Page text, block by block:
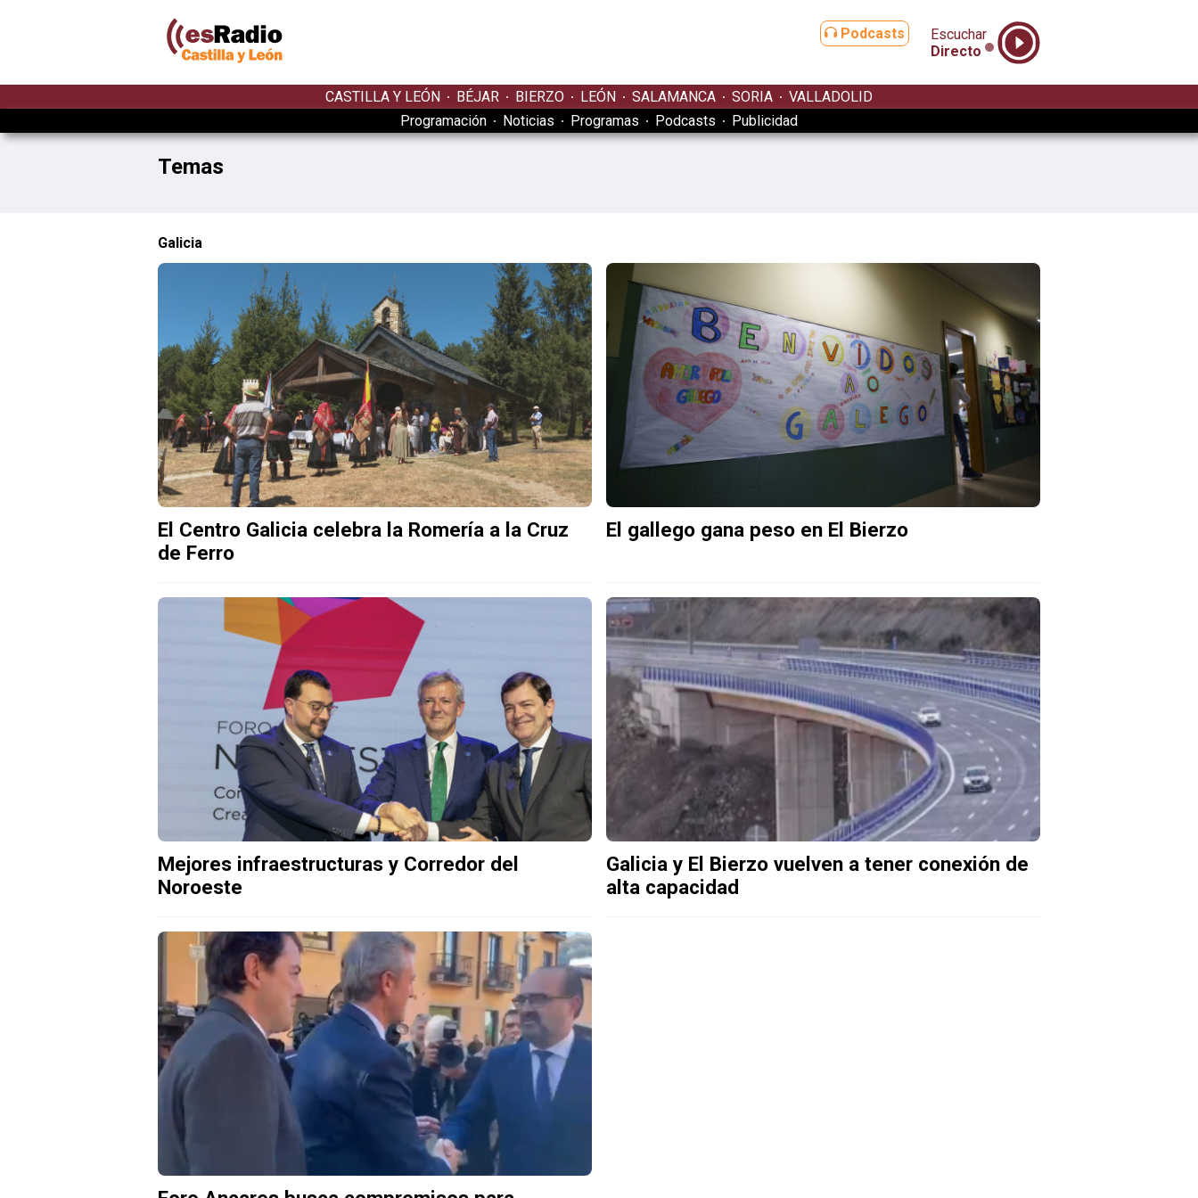
Podcasts
Escuchar
Directo
CASTILLA Y LEÓN BÉJAR BIERZO LEÓN SALAMANCA SORIA
VALLADOLID
Programación
Noticias Programas Podcasts Publicidad
Temas
Galicia
El Centro Galicia celebra la Romería a la Cruz
de Ferro
El gallego gana peso en El Bierzo
Mejores infraestructuras y Corredor del
Noroeste
Galicia y El Bierzo vuelven a tener conexión de
alta capacidad